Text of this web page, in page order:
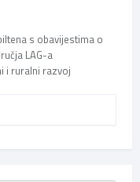
s obavijestima o
LAG-a
i ruralni razvoj